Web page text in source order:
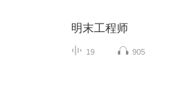
明末工程师
19 905